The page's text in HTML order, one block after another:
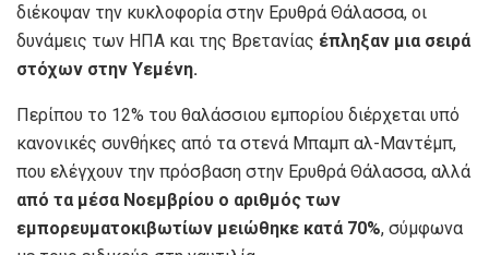
διέκοψαν την κυκλοφορία στην Ερυθρά Θάλασσα, οι
δυνάμεις των ΗΠΑ και της Βρετανίας έπληξαν μια σειρά
στόχων στην Υεμένη.
Περίπου το 12% του θαλάσσιου εμπορίου διέρχεται υπό
κανονικές συνθήκες από τα στενά Μπαμπ αλ-Μαντέμπ,
που ελέγχουν την πρόσβαση στην Ερυθρά Θάλασσα, αλλά
από τα μέσα Νοεμβρίου ο αριθμός των
εμπορευματοκιβωτίων μειώθηκε κατά 70%, σύμφωνα